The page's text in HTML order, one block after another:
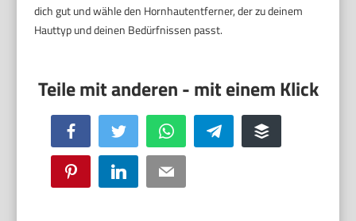
dich gut und wähle den Hornhautentferner, der zu deinem
Hauttyp und deinen Bedürfnissen passt.
Facebook Twitter WhatsApp Telegram Buffer
Pinterest LinkedIn Email